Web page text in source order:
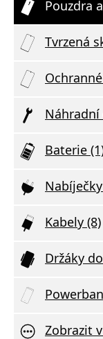
Pouzdra
Tvrzená
Náhradní
Baterie
Kabely (8)
Držáky
Zobrazit